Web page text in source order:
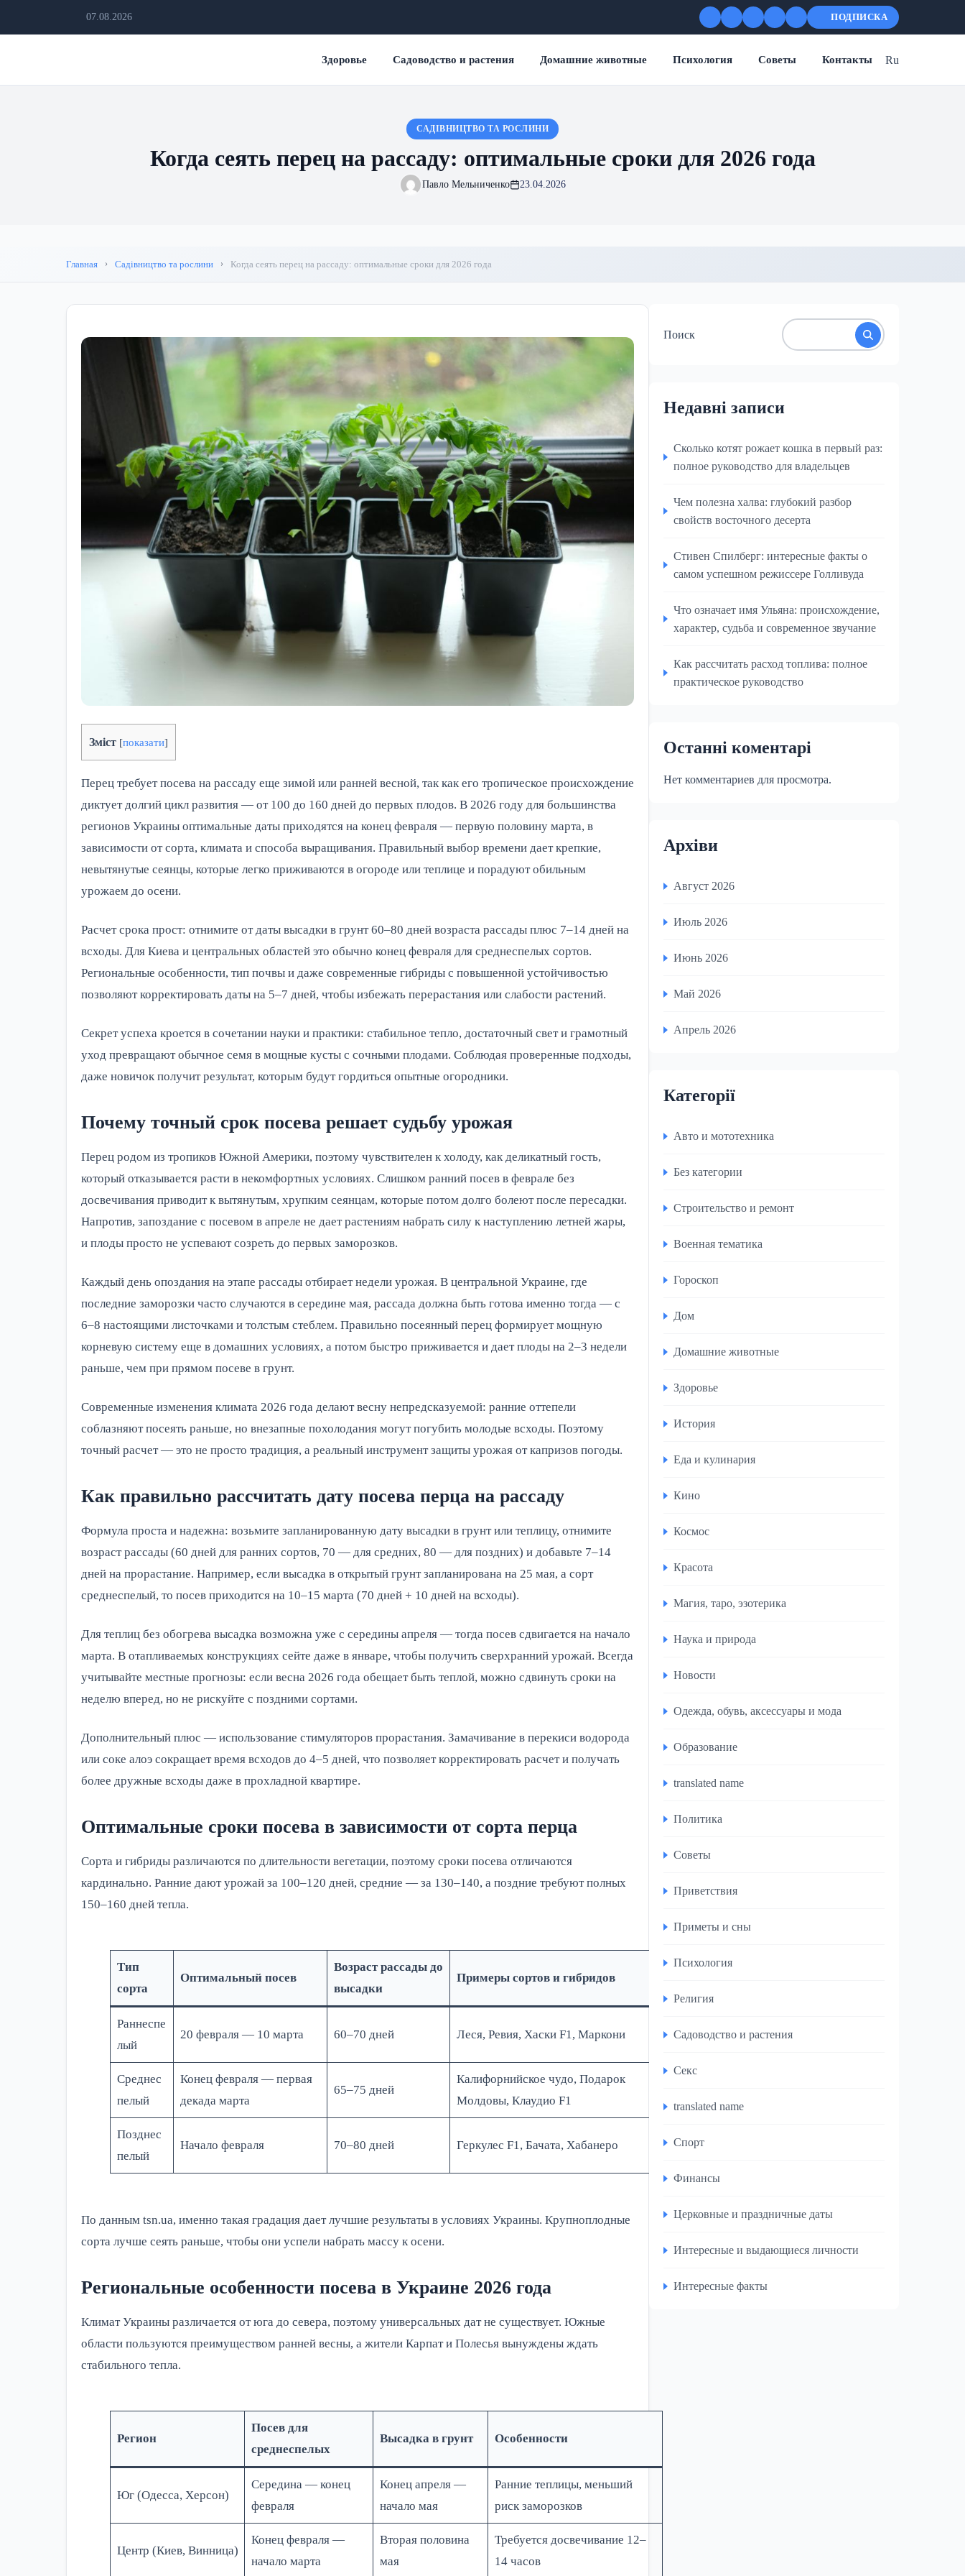
07.08.2026 ПОДПИСКА
Здоровье Садоводство и растения Домашние животные Психология Советы Контакты Ru
САДІВНИЦТВО ТА РОСЛИНИ
Когда сеять перец на рассаду: оптимальные сроки для 2026 года
Павло Мельниченко 23.04.2026
Главная Садівництво та рослини Когда сеять перец на рассаду: оптимальные сроки для 2026 года
Зміст [показати]
Перец требует посева на рассаду еще зимой или ранней весной, так как его тропическое происхождение
диктует долгий цикл развития — от 100 до 160 дней до первых плодов. В 2026 году для большинства
регионов Украины оптимальные даты приходятся на конец февраля — первую половину марта, в
зависимости от сорта, климата и способа выращивания. Правильный выбор времени дает крепкие,
невытянутые сеянцы, которые легко приживаются в огороде или теплице и порадуют обильным
урожаем до осени.
Расчет срока прост: отнимите от даты высадки в грунт 60–80 дней возраста рассады плюс 7–14 дней на
всходы. Для Киева и центральных областей это обычно конец февраля для среднеспелых сортов.
Региональные особенности, тип почвы и даже современные гибриды с повышенной устойчивостью
позволяют корректировать даты на 5–7 дней, чтобы избежать перерастания или слабости растений.
Секрет успеха кроется в сочетании науки и практики: стабильное тепло, достаточный свет и грамотный
уход превращают обычное семя в мощные кусты с сочными плодами. Соблюдая проверенные подходы,
даже новичок получит результат, которым будут гордиться опытные огородники.
Почему точный срок посева решает судьбу урожая
Перец родом из тропиков Южной Америки, поэтому чувствителен к холоду, как деликатный гость,
который отказывается расти в некомфортных условиях. Слишком ранний посев в феврале без
досвечивания приводит к вытянутым, хрупким сеянцам, которые потом долго болеют после пересадки.
Напротив, запоздание с посевом в апреле не дает растениям набрать силу к наступлению летней жары,
и плоды просто не успевают созреть до первых заморозков.
Каждый день опоздания на этапе рассады отбирает недели урожая. В центральной Украине, где
последние заморозки часто случаются в середине мая, рассада должна быть готова именно тогда — с
6–8 настоящими листочками и толстым стеблем. Правильно посеянный перец формирует мощную
корневую систему еще в домашних условиях, а потом быстро приживается и дает плоды на 2–3 недели
раньше, чем при прямом посеве в грунт.
Современные изменения климата 2026 года делают весну непредсказуемой: ранние оттепели
соблазняют посеять раньше, но внезапные похолодания могут погубить молодые всходы. Поэтому
точный расчет — это не просто традиция, а реальный инструмент защиты урожая от капризов погоды.
Как правильно рассчитать дату посева перца на рассаду
Формула проста и надежна: возьмите запланированную дату высадки в грунт или теплицу, отнимите
возраст рассады (60 дней для ранних сортов, 70 — для средних, 80 — для поздних) и добавьте 7–14
дней на прорастание. Например, если высадка в открытый грунт запланирована на 25 мая, а сорт
среднеспелый, то посев приходится на 10–15 марта (70 дней + 10 дней на всходы).
Для теплиц без обогрева высадка возможна уже с середины апреля — тогда посев сдвигается на начало
марта. В отапливаемых конструкциях сейте даже в январе, чтобы получить сверхранний урожай. Всегда
учитывайте местные прогнозы: если весна 2026 года обещает быть теплой, можно сдвинуть сроки на
неделю вперед, но не рискуйте с поздними сортами.
Дополнительный плюс — использование стимуляторов прорастания. Замачивание в перекиси водорода
или соке алоэ сокращает время всходов до 4–5 дней, что позволяет корректировать расчет и получать
более дружные всходы даже в прохладной квартире.
Оптимальные сроки посева в зависимости от сорта перца
Сорта и гибриды различаются по длительности вегетации, поэтому сроки посева отличаются
кардинально. Ранние дают урожай за 100–120 дней, средние — за 130–140, а поздние требуют полных
150–160 дней тепла.
Тип
сорта
Оптимальный посев
Возраст рассады до
высадки
Примеры сортов и гибридов
Раннеспе
лый
20 февраля — 10 марта 60–70 дней Леся, Ревия, Хаски F1, Маркони
Среднес
пелый
Конец февраля — первая
декада марта
65–75 дней
Калифорнийское чудо, Подарок
Молдовы, Клаудио F1
Позднес
пелый
Начало февраля 70–80 дней Геркулес F1, Бачата, Хабанеро
По данным tsn.ua, именно такая градация дает лучшие результаты в условиях Украины. Крупноплодные
сорта лучше сеять раньше, чтобы они успели набрать массу к осени.
Региональные особенности посева в Украине 2026 года
Климат Украины различается от юга до севера, поэтому универсальных дат не существует. Южные
области пользуются преимуществом ранней весны, а жители Карпат и Полесья вынуждены ждать
стабильного тепла.
Регион
Посев для
среднеспелых
Высадка в грунт Особенности
Юг (Одесса, Херсон)
Середина — конец
февраля
Конец апреля —
начало мая
Ранние теплицы, меньший
риск заморозков
Центр (Киев, Винница)
Конец февраля —
начало марта
Вторая половина
мая
Требуется досвечивание 12–
14 часов
Поиск
Недавні записи
Сколько котят рожает кошка в первый раз:
полное руководство для владельцев
Чем полезна халва: глубокий разбор
свойств восточного десерта
Стивен Спилберг: интересные факты о
самом успешном режиссере Голливуда
Что означает имя Ульяна: происхождение,
характер, судьба и современное звучание
Как рассчитать расход топлива: полное
практическое руководство
Останні коментарі
Нет комментариев для просмотра.
Архіви
Август 2026
Июль 2026
Июнь 2026
Май 2026
Апрель 2026
Категорії
Авто и мототехника
Без категории
Строительство и ремонт
Военная тематика
Гороскоп
Дом
Домашние животные
Здоровье
История
Еда и кулинария
Кино
Космос
Красота
Магия, таро, эзотерика
Наука и природа
Новости
Одежда, обувь, аксессуары и мода
Образование
translated name
Политика
Советы
Приветствия
Приметы и сны
Психология
Религия
Садоводство и растения
Секс
translated name
Спорт
Финансы
Церковные и праздничные даты
Интересные и выдающиеся личности
Интересные факты